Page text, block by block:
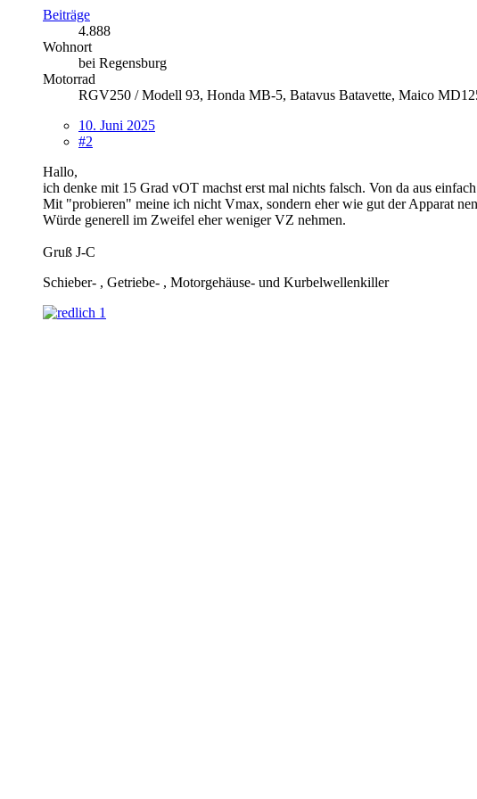
Beiträge
4.888
Wohnort
bei Regensburg
Motorrad
RGV250 / Modell 93, Honda MB-5, Batavus Batavette, Maico
10. Juni 2025
#2
Hallo,
ich denke mit 15 Grad vOT machst erst mal nichts falsch. Von da aus
Mit "probieren" meine ich nicht Vmax, sondern eher wie gut der Apparat
Würde generell im Zweifel eher weniger VZ nehmen.
Gruß J-C
Schieber- , Getriebe- , Motorgehäuse- und Kurbelwellenkiller
1